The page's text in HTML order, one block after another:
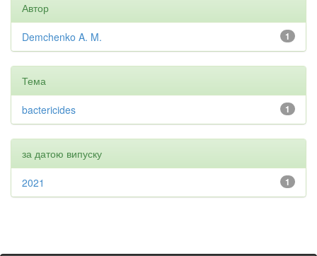
Автор
1
Demchenko A. M.
Тема
1
bactericides
за датою випуску
1
2021